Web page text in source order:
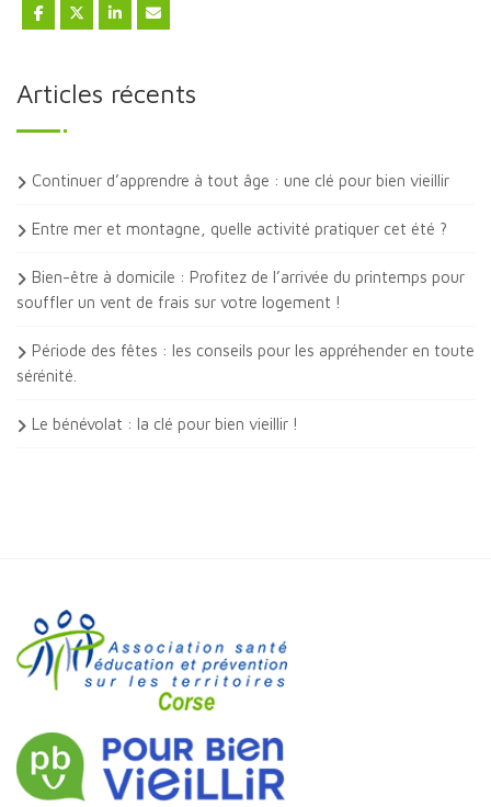
Articles récents
Continuer d’apprendre à tout âge : une clé pour bien vieillir
Entre mer et montagne, quelle activité pratiquer cet été ?
Bien-être à domicile : Profitez de l’arrivée du printemps pour
souffler un vent de frais sur votre logement !
Période des fêtes : les conseils pour les appréhender en toute
sérénité.
Le bénévolat : la clé pour bien vieillir !